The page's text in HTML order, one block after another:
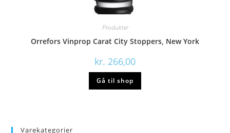
Produkter
Orrefors Vinprop Carat City Stoppers, New York
kr. 266,00
Gå til shop
Varekategorier